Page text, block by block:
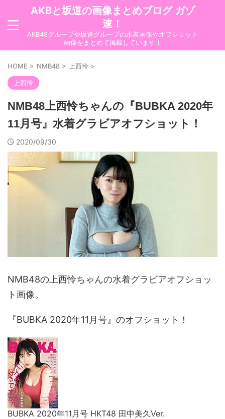
AKBと坂道の画像まとめブログ ガゾ
速！
AKB48グループや坂道グループの水着画像やオフショット
画像をまとめて掲載しています！
HOME > NMB48 > 上西怜 >
上西怜
NMB48上西怜ちゃんの『BUBKA 2020年
11月号』水着グラビアオフショット！
2020/09/30
NMB48の上西怜ちゃんの水着グラビアオフショッ
ト画像。
『BUBKA 2020年11月号』のオフショット！
BUBKA 2020年11月号 HKT48 田中美久Ver.